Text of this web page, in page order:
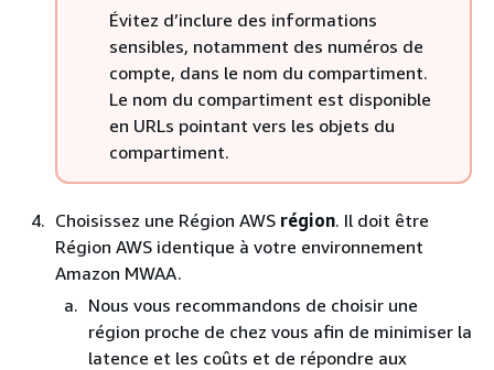
Évitez d’inclure des informations
sensibles, notamment des numéros de
compte, dans le nom du compartiment.
Le nom du compartiment est disponible
en URLs pointant vers les objets du
compartiment.
Choisissez une Région AWS région. Il doit être
Région AWS identique à votre environnement
Amazon MWAA.
Nous vous recommandons de choisir une
région proche de chez vous afin de minimiser la
latence et les coûts et de répondre aux